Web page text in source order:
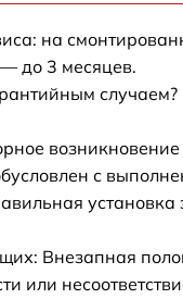
на
до 3 месяцев.
случаем?
с
установка
Внезапная
или